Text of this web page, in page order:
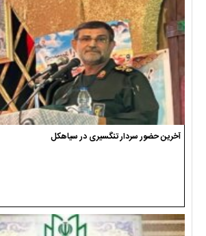
آخرین حضور سردار تنگسیری در سیاهکل